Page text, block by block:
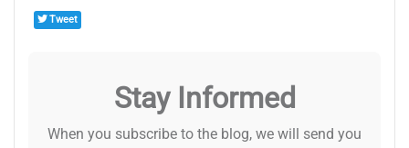
Tweet
Stay Informed
When you subscribe to the blog, we will send you